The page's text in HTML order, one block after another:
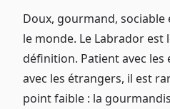
Doux, gourmand,
le monde. Le Labrador est
définition. Patient avec les
avec les étrangers, il est
point faible : la